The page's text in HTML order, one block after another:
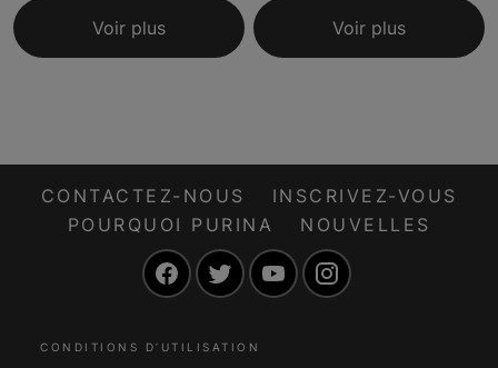
Voir plus Voir plus
CONTACTEZ-NOUS
INSCRIVEZ-VOUS
POURQUOI PURINA
NOUVELLES
FacebookTwitter YouTube
CONDITIONS D’UTILISATION